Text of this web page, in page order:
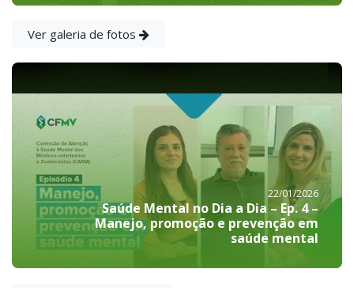
Ver galeria de fotos
22/01/2026
Saúde Mental no Dia a Dia – Ep. 4 –
Manejo, promoção e prevenção em
saúde mental